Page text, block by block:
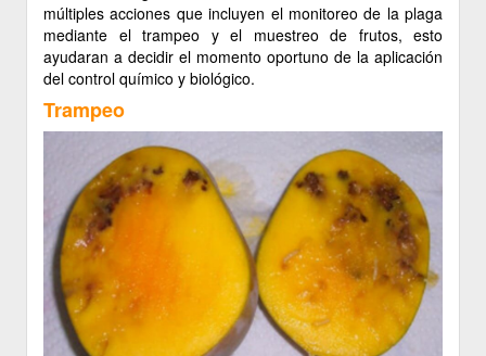
múltiples acciones que incluyen el monitoreo de la plaga
mediante el trampeo y el muestreo de frutos, esto
ayudaran a decidir el momento oportuno de la aplicación
del control químico y biológico.
Trampeo